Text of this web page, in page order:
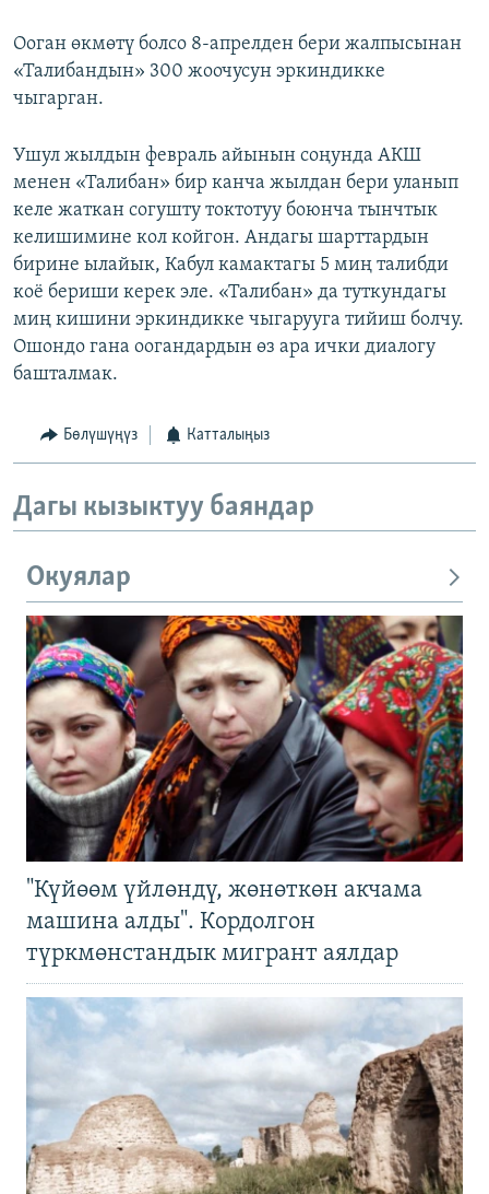
Ооган өкмөтү болсо 8-апрелден бери жалпысынан
«Талибандын» 300 жоочусун эркиндикке
чыгарган.
Ушул жылдын февраль айынын соңунда АКШ
менен «Талибан» бир канча жылдан бери уланып
келе жаткан согушту токтотуу боюнча тынчтык
келишимине кол койгон. Андагы шарттардын
бирине ылайык, Кабул камактагы 5 миң талибди
коё бериши керек эле. «Талибан» да туткундагы
миң кишини эркиндикке чыгарууга тийиш болчу.
Ошондо гана оогандардын өз ара ички диалогу
башталмак.
Бөлүшүңүз Катталыңыз
Дагы кызыктуу баяндар
Окуялар
"Күйөөм үйлөндү, жөнөткөн акчама
машина алды". Кордолгон
түркмөнстандык мигрант аялдар